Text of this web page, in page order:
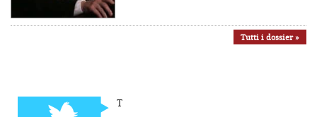
Tutti i dossier »
T